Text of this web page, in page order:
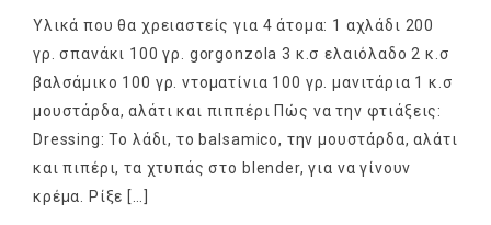
Υλικά που θα χρειαστείς για 4 άτομα: 1 αχλάδι 200
γρ. σπανάκι 100 γρ. gorgonzola 3 κ.σ ελαιόλαδο 2 κ.σ
βαλσάμικο 100 γρ. ντοματίνια 100 γρ. μανιτάρια 1 κ.σ
μουστάρδα, αλάτι και πιππέρι Πώς να την φτιάξεις:
Dressing: Το λάδι, το balsamico, την μουστάρδα, αλάτι
και πιπέρι, τα χτυπάς στο blender, για να γίνουν
κρέμα. Ρίξε […]